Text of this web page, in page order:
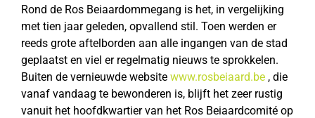
Rond de Ros Beiaardommegang is het, in vergelijking
met tien jaar geleden, opvallend stil. Toen werden er
reeds grote aftelborden aan alle ingangen van de stad
geplaatst en viel er regelmatig nieuws te sprokkelen.
Buiten de vernieuwde website www.rosbeiaard.be , die
vanaf vandaag te bewonderen is, blijft het zeer rustig
vanuit het hoofdkwartier van het Ros Beiaardcomité op